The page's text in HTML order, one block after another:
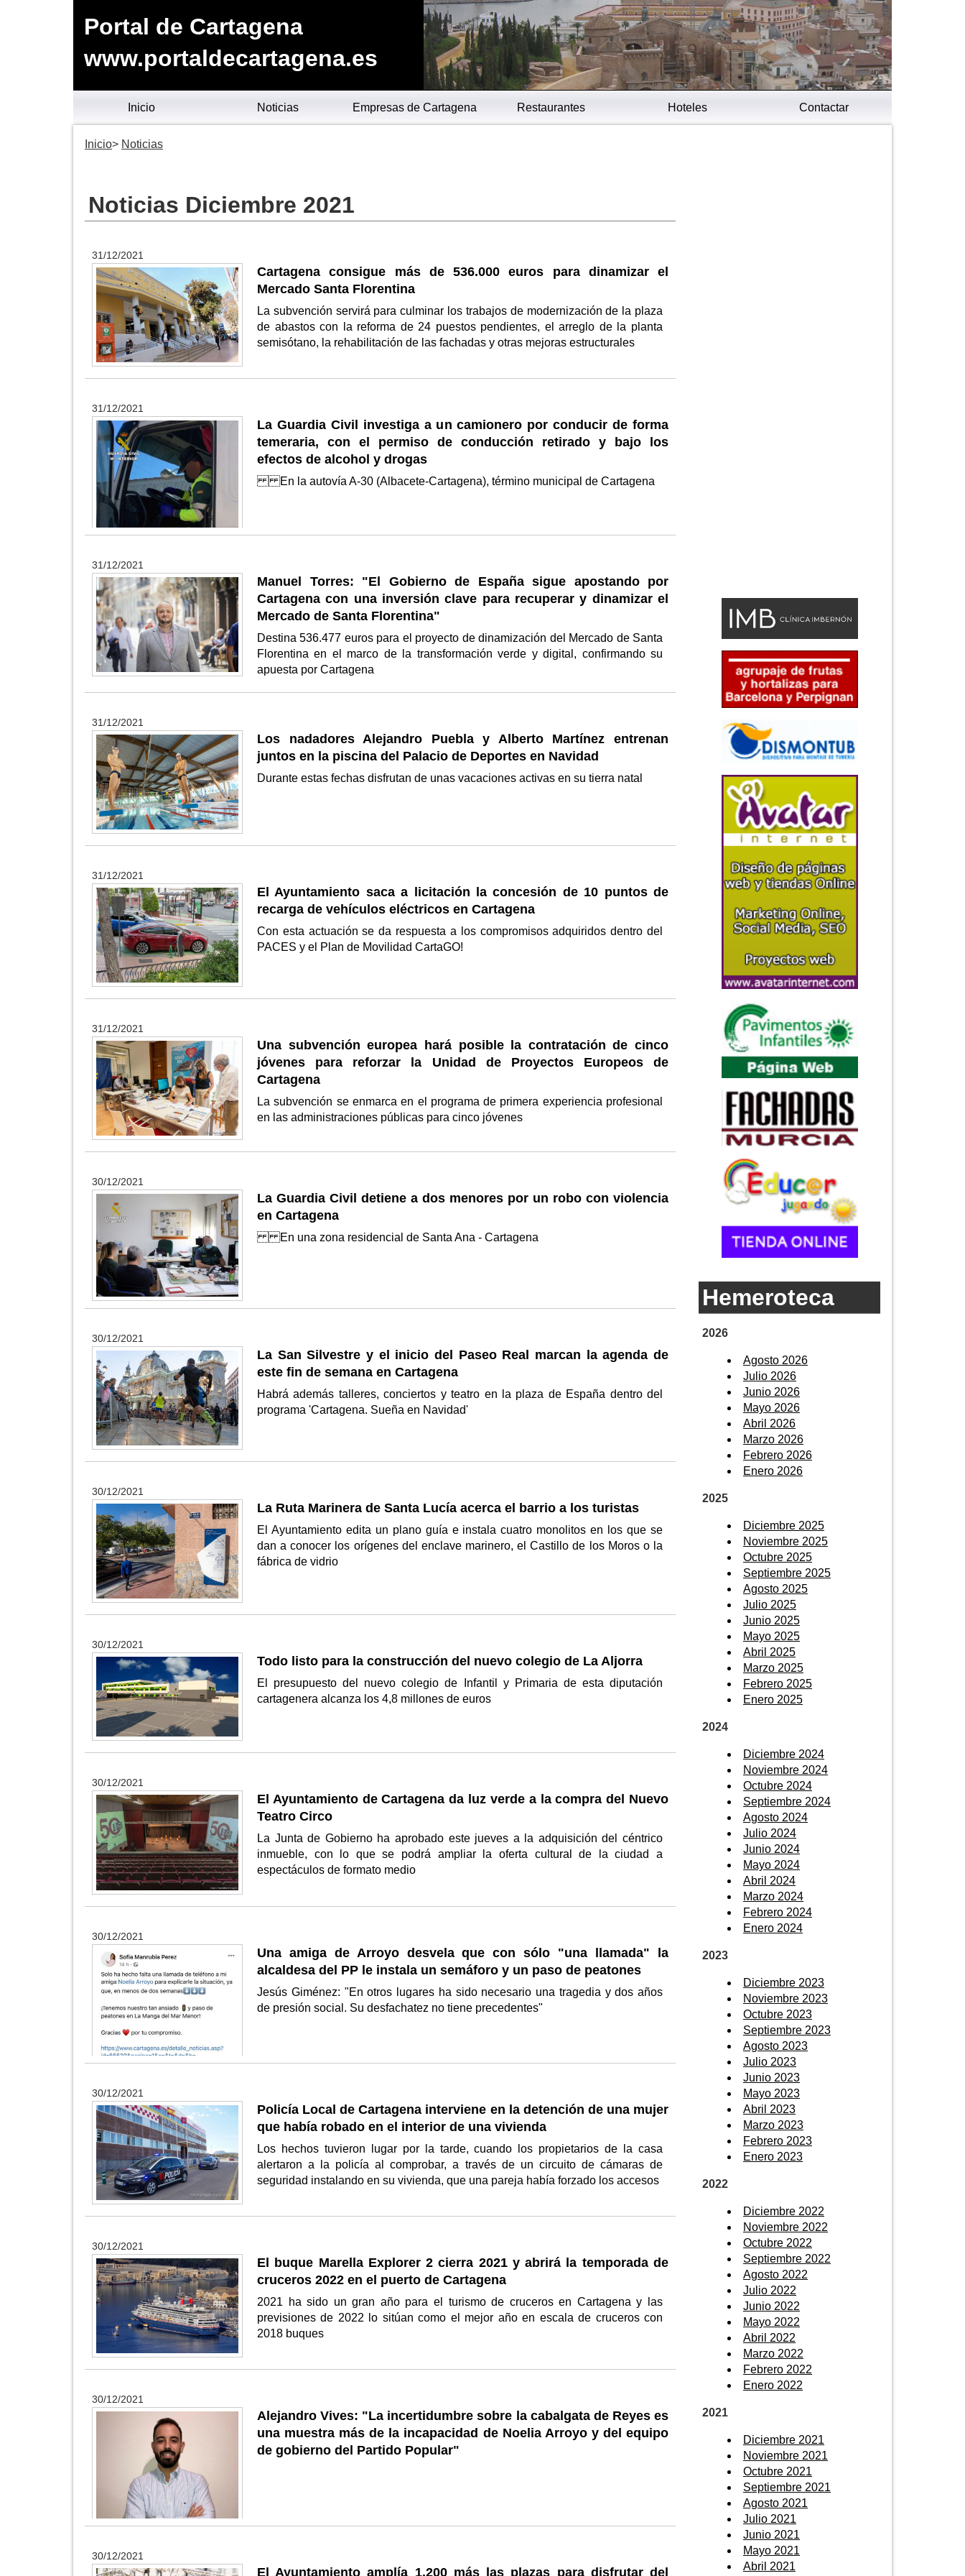
Portal de Cartagena
www.portaldecartagena.es
Inicio Noticias Empresas de Cartagena Restaurantes Hoteles Contactar
Inicio Noticias
Noticias Diciembre 2021
31/12/2021
Cartagena consigue más de 536.000 euros para dinamizar el
Mercado Santa Florentina
La subvención servirá para culminar los trabajos de modernización de la plaza
de abastos con la reforma de 24 puestos pendientes, el arreglo de la planta
semisótano, la rehabilitación de las fachadas y otras mejoras estructurales
31/12/2021
La Guardia Civil investiga a un camionero por conducir de forma
temeraria, con el permiso de conducción retirado y bajo los
efectos de alcohol y drogas
En la autovía A-30 (Albacete-Cartagena), término municipal de Cartagena
31/12/2021
Manuel Torres: "El Gobierno de España sigue apostando por
Cartagena con una inversión clave para recuperar y dinamizar el
Mercado de Santa Florentina"
Destina 536.477 euros para el proyecto de dinamización del Mercado de Santa
Florentina en el marco de la transformación verde y digital, confirmando su
apuesta por Cartagena
31/12/2021
Los nadadores Alejandro Puebla y Alberto Martínez entrenan
juntos en la piscina del Palacio de Deportes en Navidad
Durante estas fechas disfrutan de unas vacaciones activas en su tierra natal
31/12/2021
El Ayuntamiento saca a licitación la concesión de 10 puntos de
recarga de vehículos eléctricos en Cartagena
Con esta actuación se da respuesta a los compromisos adquiridos dentro del
PACES y el Plan de Movilidad CartaGO!
31/12/2021
Una subvención europea hará posible la contratación de cinco
jóvenes para reforzar la Unidad de Proyectos Europeos de
Cartagena
La subvención se enmarca en el programa de primera experiencia profesional
en las administraciones públicas para cinco jóvenes
30/12/2021
La Guardia Civil detiene a dos menores por un robo con violencia
en Cartagena
En una zona residencial de Santa Ana - Cartagena
30/12/2021
La San Silvestre y el inicio del Paseo Real marcan la agenda de
este fin de semana en Cartagena
Habrá además talleres, conciertos y teatro en la plaza de España dentro del
programa 'Cartagena. Sueña en Navidad'
30/12/2021
La Ruta Marinera de Santa Lucía acerca el barrio a los turistas
El Ayuntamiento edita un plano guía e instala cuatro monolitos en los que se
dan a conocer los orígenes del enclave marinero, el Castillo de los Moros o la
fábrica de vidrio
30/12/2021
Todo listo para la construcción del nuevo colegio de La Aljorra
El presupuesto del nuevo colegio de Infantil y Primaria de esta diputación
cartagenera alcanza los 4,8 millones de euros
30/12/2021
El Ayuntamiento de Cartagena da luz verde a la compra del Nuevo
Teatro Circo
La Junta de Gobierno ha aprobado este jueves a la adquisición del céntrico
inmueble, con lo que se podrá ampliar la oferta cultural de la ciudad a
espectáculos de formato medio
30/12/2021
Una amiga de Arroyo desvela que con sólo "una llamada" la
alcaldesa del PP le instala un semáforo y un paso de peatones
Jesús Giménez: "En otros lugares ha sido necesario una tragedia y dos años
de presión social. Su desfachatez no tiene precedentes"
30/12/2021
Policía Local de Cartagena interviene en la detención de una mujer
que había robado en el interior de una vivienda
Los hechos tuvieron lugar por la tarde, cuando los propietarios de la casa
alertaron a la policía al comprobar, a través de un circuito de cámaras de
seguridad instalando en su vivienda, que una pareja había forzado los accesos
30/12/2021
El buque Marella Explorer 2 cierra 2021 y abrirá la temporada de
cruceros 2022 en el puerto de Cartagena
2021 ha sido un gran año para el turismo de cruceros en Cartagena y las
previsiones de 2022 lo sitúan como el mejor año en escala de cruceros con
2018 buques
30/12/2021
Alejandro Vives: "La incertidumbre sobre la cabalgata de Reyes es
una muestra más de la incapacidad de Noelia Arroyo y del equipo
de gobierno del Partido Popular"
30/12/2021
El Ayuntamiento amplía 1.200 más las plazas para disfrutar del
Hemeroteca
2026
Agosto 2026
Julio 2026
Junio 2026
Mayo 2026
Abril 2026
Marzo 2026
Febrero 2026
Enero 2026
2025
Diciembre 2025
Noviembre 2025
Octubre 2025
Septiembre 2025
Agosto 2025
Julio 2025
Junio 2025
Mayo 2025
Abril 2025
Marzo 2025
Febrero 2025
Enero 2025
2024
Diciembre 2024
Noviembre 2024
Octubre 2024
Septiembre 2024
Agosto 2024
Julio 2024
Junio 2024
Mayo 2024
Abril 2024
Marzo 2024
Febrero 2024
Enero 2024
2023
Diciembre 2023
Noviembre 2023
Octubre 2023
Septiembre 2023
Agosto 2023
Julio 2023
Junio 2023
Mayo 2023
Abril 2023
Marzo 2023
Febrero 2023
Enero 2023
2022
Diciembre 2022
Noviembre 2022
Octubre 2022
Septiembre 2022
Agosto 2022
Julio 2022
Junio 2022
Mayo 2022
Abril 2022
Marzo 2022
Febrero 2022
Enero 2022
2021
Diciembre 2021
Noviembre 2021
Octubre 2021
Septiembre 2021
Agosto 2021
Julio 2021
Junio 2021
Mayo 2021
Abril 2021